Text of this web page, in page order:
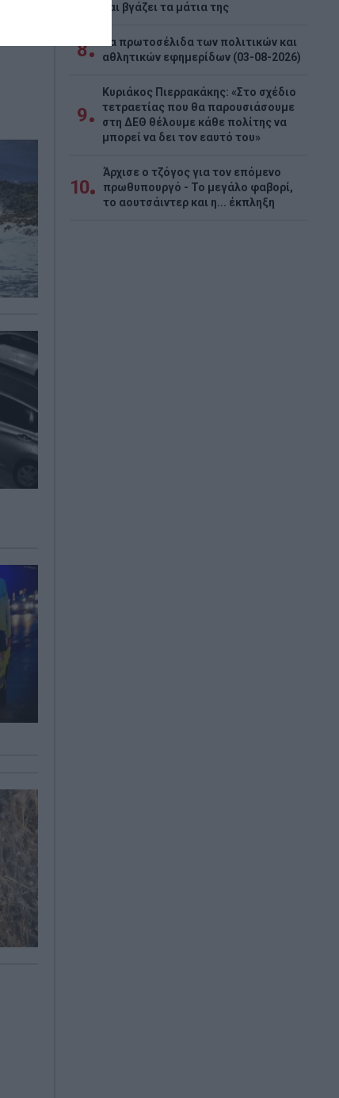
και βγάζει τα μάτια της
8
Τα πρωτοσέλιδα των πολιτικών και
αθλητικών εφημερίδων (03-08-2026)
9
Κυριάκος Πιερρακάκης: «Στο σχέδιο
τετραετίας που θα παρουσιάσουμε
στη ΔΕΘ θέλουμε κάθε πολίτης να
μπορεί να δει τον εαυτό του»
10
Άρχισε ο τζόγος για τον επόμενο
πρωθυπουργό - Το μεγάλο φαβορί,
το αουτσάιντερ και η... έκπληξη